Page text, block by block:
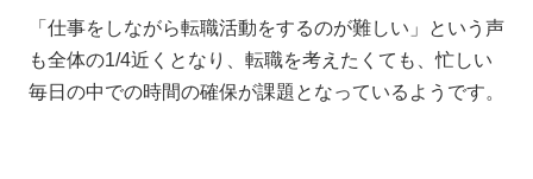
「仕事をしながら転職活動をするのが難しい」という声
も全体の1/4近くとなり、転職を考えたくても、忙しい
毎日の中での時間の確保が課題となっているようです。